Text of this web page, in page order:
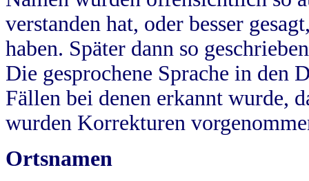
verstanden hat, oder besser
haben. Später dann so
Die gesprochene Sprache in
Fällen bei denen erkannt wurde,
wurden Korrekturen
Ortsnamen